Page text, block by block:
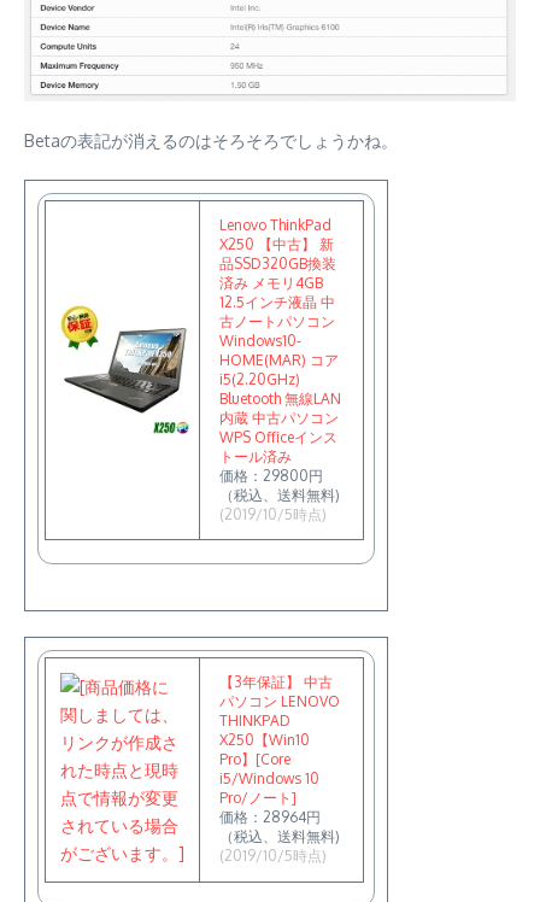
Betaの表記が消えるのはそろそろでしょうかね。
Lenovo ThinkPad
X250 【中古】 新
品SSD320GB換装
済み メモリ4GB
12.5インチ液晶 中
古ノートパソコン
Windows10-
HOME(MAR) コア
i5(2.20GHz)
Bluetooth 無線LAN
内蔵 中古パソコン
WPS Officeインス
トール済み
価格：29800円
（税込、送料無料)
(2019/10/5時点)
【3年保証】 中古
パソコン LENOVO
THINKPAD
X250【Win10
Pro】[Core
i5/Windows 10
Pro/ノート]
価格：28964円
（税込、送料無料)
(2019/10/5時点)